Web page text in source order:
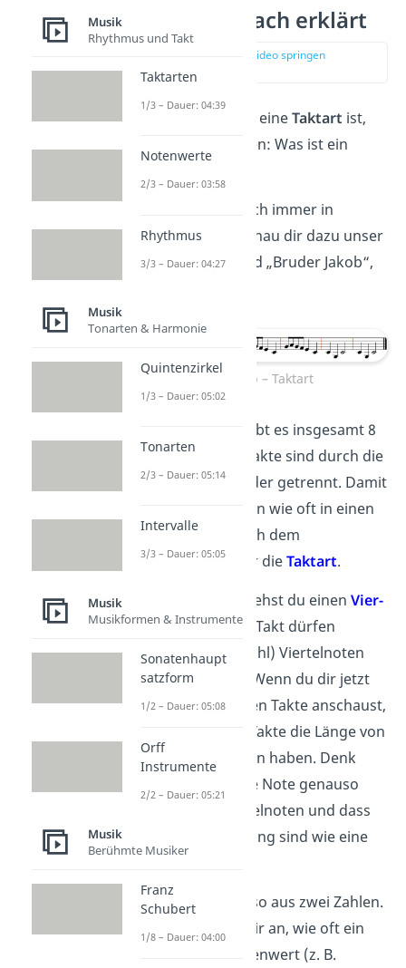
Taktarten einfach erklärt
zur Stelle im Video springen
Um zu verstehen, was eineTaktart ist,
musst du zuerst wissen: Was ist ein
Ein Musikstück teilt sich immer in
mehrere Takte auf. Schau dir dazu unser
Notenbeispiel, das Lied „Bruder Jakob“,
Bruder Jakob – Taktart
In unserem Beispiel gibt es insgesamt 8
Takte. Die einzelnen Takte sind durch die
Taktstrichevoneinander getrennt. Damit
du weißt, welche Noten wie oft in einen
Takt passen, steht nach dem
Notenschlüssel immer dieTaktart.
In unserem Beispiel siehst du einen Vier-
Viertel Takt. In jedem Takt dürfen
nämlich vier (obere Zahl) Viertelnoten
(untere Zahl) stehen. Wenn du dir jetzt
die Länge der einzelnen Takte anschaust,
fällt dir auf, dass alle Takte die Länge von
genau vier Viertelnoten haben. Denk
daran, dass eine halbe Note genauso
lang ist wie zwei Viertelnoten und dass
zwei Achtelnoten so lang sind wie eine
Die Taktart besteht also aus zwei Zahlen.
obere Zahl
zeigt dir an, wie oft ein
ganz bestimmter Notenwert (z. B.
Musik
Rhythmus und Takt
Taktarten
1/3 – Dauer: 04:39
Notenwerte
2/3 – Dauer: 03:58
Rhythmus
3/3 – Dauer: 04:27
Musik
Tonarten & Harmonie
Quintenzirkel
1/3 – Dauer: 05:02
Tonarten
2/3 – Dauer: 05:14
Intervalle
3/3 – Dauer: 05:05
Musik
Musikformen & Instrumente
Sonatenhaupt
satzform
1/2 – Dauer: 05:08
Orff
Instrumente
2/2 – Dauer: 05:21
Musik
Berühmte Musiker
Franz
Schubert
1/8 – Dauer: 04:00